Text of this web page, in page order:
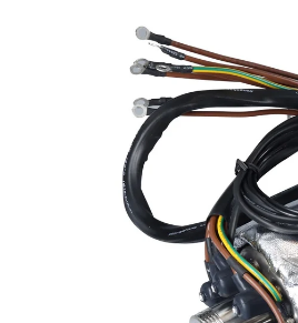
hviezdičiek.